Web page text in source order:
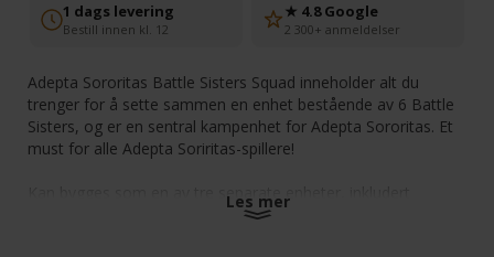
1 dags levering
Bestill innen kl. 12
★ 4.8 Google
2 300+ anmeldelser
Adepta Sororitas Battle Sisters Squad inneholder alt du
trenger for å sette sammen en enhet bestående av 6 Battle
Sisters, og er en sentral kampenhet for Adepta Sororitas. Et
must for alle Adepta Soriritas-spillere!
Kan bygges som en av tre separate enheter, inkludert
frontlinje-spesialistene Battle Sisters, spesialvåpen-
Les mer